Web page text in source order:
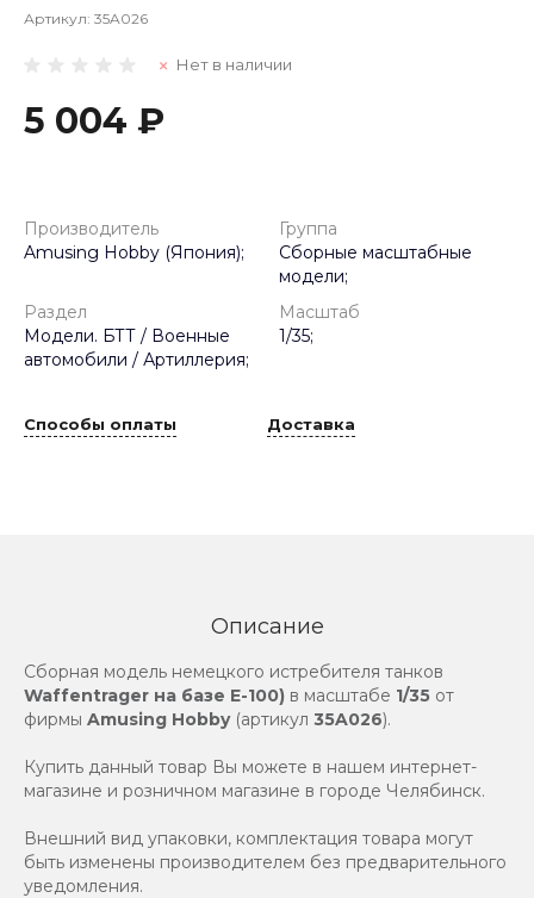
Артикул: 35A026
Нет в наличии
5 004 ₽
Производитель
Amusing Hobby (Япония);
Группа
Сборные масштабные
модели;
Раздел
Модели. БТТ / Военные
автомобили / Артиллерия;
Масштаб
1/35;
Способы оплаты Доставка
Описание
Сборная модель немецкого истребителя танков
Waffentrager на базе E-100) в масштабе 1/35 от
фирмы Amusing Hobby(артикул 35A026).
Купить данный товар Вы можете в нашем интернет-
магазине и розничном магазине в городе Челябинск.
Внешний вид упаковки, комплектация товара могут
быть изменены производителем без предварительного
уведомления.